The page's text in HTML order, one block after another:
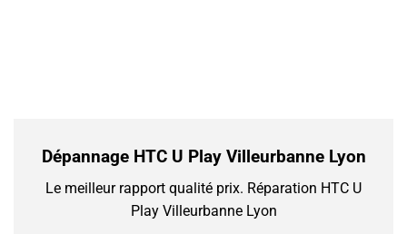
Dépannage HTC U Play Villeurbanne Lyon
Le meilleur rapport qualité prix. Réparation HTC U
Play Villeurbanne Lyon